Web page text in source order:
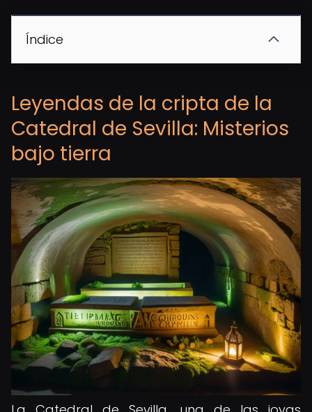
Índice
Leyendas de la cripta de la
Catedral de Sevilla: Misterios
bajo tierra